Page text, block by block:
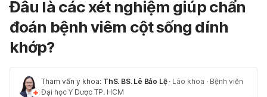
Đâu là các xét nghiệm giúp chẩn
đoán bệnh viêm cột sống dính
khớp?
Tham vấn y khoa: ThS. BS. Lê Bảo Lệ · Lão khoa · Bệnh viện
Đại học Y Dược TP. HCM